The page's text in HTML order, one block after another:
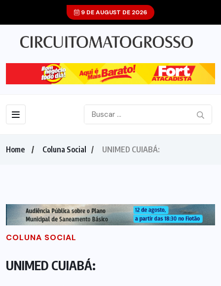
9 DE AUGUST DE 2026
Home Coluna Social UNIMED CUIABÁ:
COLUNA SOCIAL
UNIMED CUIABÁ: